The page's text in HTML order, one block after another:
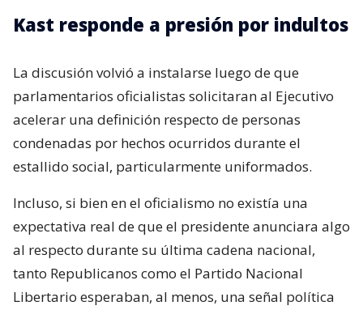
Kast responde a presión por indultos
La discusión volvió a instalarse luego de que
parlamentarios oficialistas solicitaran al Ejecutivo
acelerar una definición respecto de personas
condenadas por hechos ocurridos durante el
estallido social, particularmente uniformados.
Incluso, si bien en el oficialismo no existía una
expectativa real de que el presidente anunciara algo
al respecto durante su última cadena nacional,
tanto Republicanos como el Partido Nacional
Libertario esperaban, al menos, una señal política